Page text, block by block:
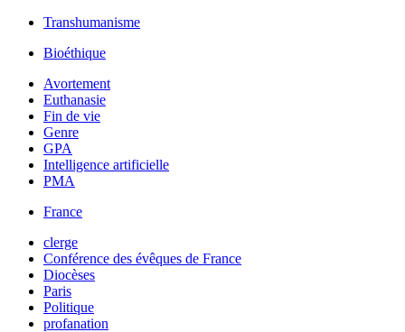
Transhumanisme
Bioéthique
Avortement
Euthanasie
Fin de vie
Genre
GPA
Intelligence artificielle
PMA
France
clerge
Conférence des évêques de France
Diocèses
Paris
Politique
profanation